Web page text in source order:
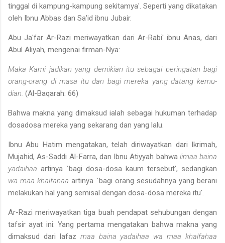
tinggal di kampung-kampung sekitamya'. Seperti yang dikatakan
oleh Ibnu Abbas dan Sa'id ibnu Jubair.
Abu Ja'far Ar-Razi meriwayatkan dari Ar-Rabi' ibnu Anas, dari
Abul Aliyah, mengenai firman-Nya:
Maka Kami jadikan yang demikian itu sebagai peringatan bagi
orang-orang di masa itu dan bagi mereka yang datang kemu­
dian. (Al-Baqarah: 66)
Bahwa makna yang dimaksud ialah sebagai hukuman terhadap
dosa­dosa mereka yang sekarang dan yang lalu.
Ibnu Abu Hatim mengatakan, telah diriwayatkan dari Ikrimah,
Mujahid, As-Saddi Al-Farra, dan Ibnu Atiyyah bahwa limaa baina
ya­daihaa artinya `bagi dosa-dosa kaum tersebut', sedangkan
wa maa khal­fahaaartinya `bagi orang sesudahnya yang berani
melakukan hal yang semisal dengan dosa-dosa mereka itu'.
Ar-Razi meriwayatkan tiga buah pendapat sehubungan dengan
tafsir ayat ini: Yang pertama mengatakan bahwa makna yang
dimak­sud dari lafaz maa baina yadaihaa wa maa khalfahaa